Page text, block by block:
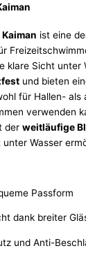
ist eine
klare Sicht unter
und bieten
für Hallen- als
verwenden
derweitläufige
Wasser
Passform
dank breiter
und Anti-